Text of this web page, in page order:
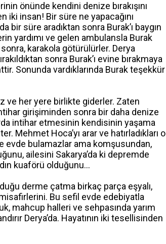
önünde kendini denize bırakışını
iki insan! Bir süre ne yapacağını
bir süre aradıktan sonra Burak’ı baygın
yardımı ve gelen ambulansla Burak
karakola götürülürler. Derya
sonra Burak’ı evine bırakmaya
Sonunda vardıklarında Burak teşekkür
ve her yere birlikte giderler. Zaten
girişiminden sonra bir daha denize
intihar etmesinin kendisinin yaşama
Mehmet Hoca’yı arar ve hatırladıkları o
evde bulamazlar ama komşusundan,
ailesini Sakarya’da ki depremde
kuaförü olduğunu…
derme çatma birkaç parça eşyalı,
Bu sefil evde edebiyatla
mahcup halleri ve sehpasında yarım
Derya’da. Hayatının iki tesellisinden